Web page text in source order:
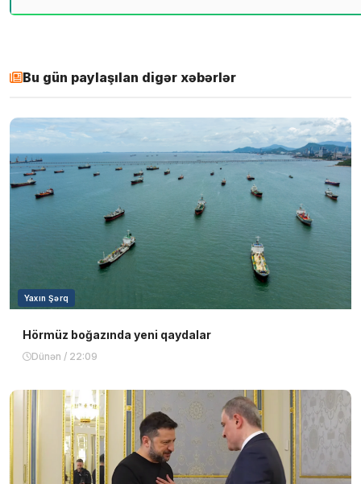
Bu gün paylaşılan digər xəbərlər
Yaxın Şərq
Hörmüz boğazında yeni qaydalar
Dünən / 22:09